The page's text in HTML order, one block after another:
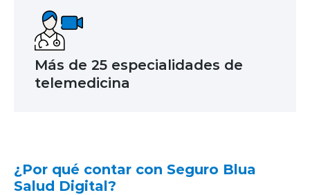
Más de 25 especialidades de
telemedicina
¿Por qué contar con Seguro Blua
Salud Digital?